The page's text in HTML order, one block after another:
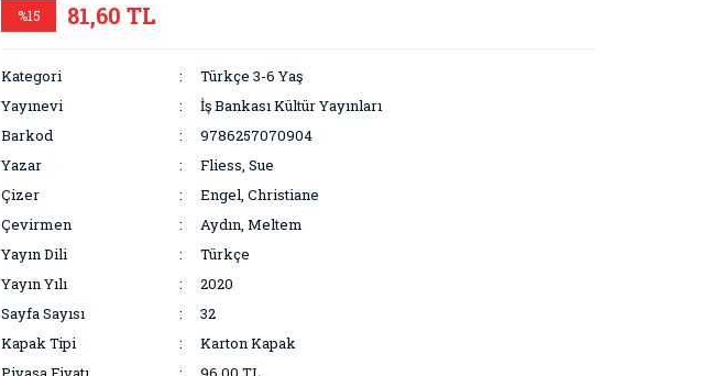
%15 81,60 TL
Kategori
Türkçe 3-6 Yaş
Yayınevi
İş Bankası Kültür Yayınları
Barkod
9786257070904
Yazar
Fliess, Sue
Çizer
Engel, Christiane
Çevirmen
Aydın, Meltem
Yayın Dili
Türkçe
Yayın Yılı
2020
Sayfa Sayısı
32
Kapak Tipi
Karton Kapak